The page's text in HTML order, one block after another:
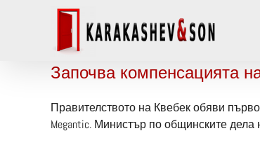
Започва компенсацията
Правителството на Квебек обяви
Megantic. Министър по общинските